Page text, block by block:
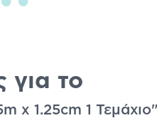
για το
x 1.25cm 1 Τεμάχιο"